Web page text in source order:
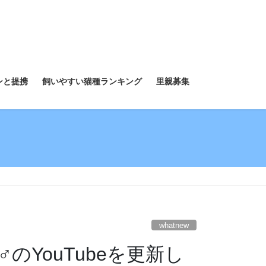
と提携 飼いやすい猫種ランキング 里親募集
whatnew
YouTubeを更新し